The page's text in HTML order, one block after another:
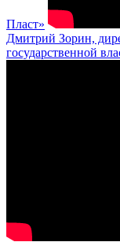
Пласт»
Дмитрий Зорин,
государственной